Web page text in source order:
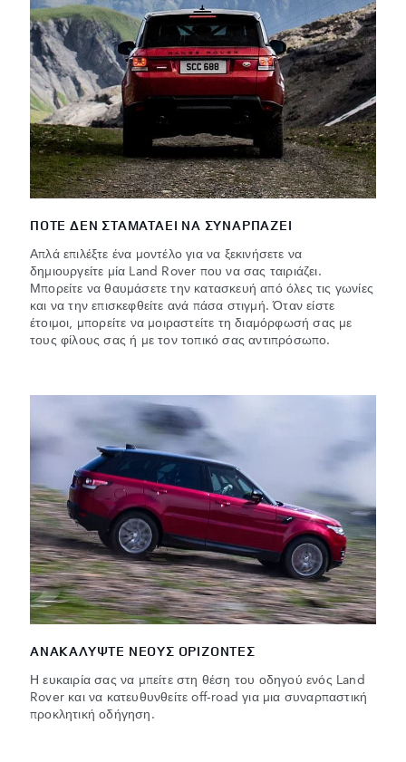
ΠΟΤΕ ΔΕΝ ΣΤΑΜΑΤΑΕΙ ΝΑ ΣΥΝΑΡΠΑΖΕΙ
Απλά επιλέξτε ένα μοντέλο για να ξεκινήσετε να
δημιουργείτε μία Land Rover που να σας ταιριάζει.
Μπορείτε να θαυμάσετε την κατασκευή από όλες τις γωνίες
και να την επισκεφθείτε ανά πάσα στιγμή. Όταν είστε
έτοιμοι, μπορείτε να μοιραστείτε τη διαμόρφωσή σας με
τους φίλους σας ή με τον τοπικό σας αντιπρόσωπο.
ΑΝΑΚΑΛΥΨΤΕ ΝΕΟΥΣ ΟΡΙΖΟΝΤΕΣ
Η ευκαιρία σας να μπείτε στη θέση του οδηγού ενός Land
Rover και να κατευθυνθείτε off-road για μια συναρπαστική
προκλητική οδήγηση.